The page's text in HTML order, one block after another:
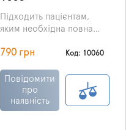
Підходить пацієнтам,
яким необхідна повна
крісла або стільця, щоб
Силу фіксації можна
регулювати.
790 грн Код: 10060
Повідомити
про
наявність